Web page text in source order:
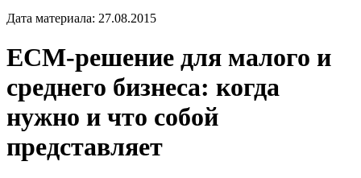
Дата материала: 27.08.2015
ECM-решение для малого и
среднего бизнеса: когда
нужно и что собой
представляет